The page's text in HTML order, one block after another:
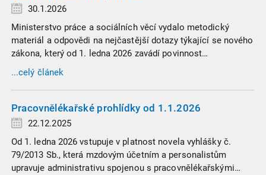
30.1.2026
Ministerstvo práce a sociálních věcí vydalo metodický
materiál a odpovědi na nejčastější dotazy týkající se nového
zákona, který od 1. ledna 2026 zavádí povinnost
zaměstnavatelů přispívat na spoření na stáří zaměstnancům
v náročných profesích.
...celý článek
Pracovnělékařské prohlídky od 1.1.2026
22.12.2025
Od 1. ledna 2026 vstupuje v platnost novela vyhlášky č.
79/2013 Sb., která mzdovým účetním a personalistům
upravuje administrativu spojenou s pracovnělékařskými